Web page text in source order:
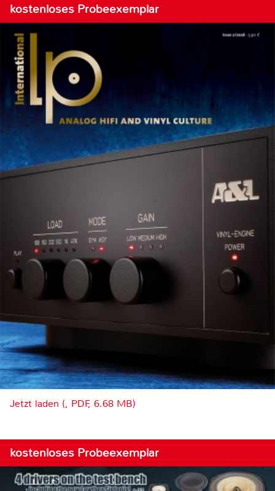
kostenloses Probeexemplar
Jetzt laden (, PDF, 6.68 MB)
kostenloses Probeexemplar